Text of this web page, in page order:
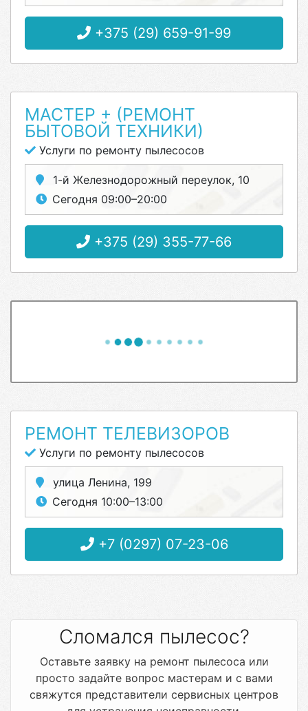
+375 (29) 659-91-99
МАСТЕР + (РЕМОНТ
БЫТОВОЙ ТЕХНИКИ)
Услуги по ремонту пылесосов
1-й Железнодорожный переулок, 10
Сегодня 09:00–20:00
+375 (29) 355-77-66
РЕМОНТ ТЕЛЕВИЗОРОВ
Услуги по ремонту пылесосов
улица Ленина, 199
Сегодня 10:00–13:00
+7 (0297) 07-23-06
Сломался пылесос?
Оставьте заявку на ремонт пылесоса или
просто задайте вопрос мастерам и с вами
свяжутся представители сервисных центров